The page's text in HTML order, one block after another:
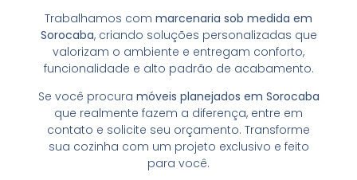
Trabalhamos com marcenaria sob medida em
Sorocaba, criando soluções personalizadas que
valorizam o ambiente e entregam conforto,
funcionalidade e alto padrão de acabamento.
Se você procura móveis planejados em Sorocaba
que realmente fazem a diferença, entre em
contato e solicite seu orçamento. Transforme
sua cozinha com um projeto exclusivo e feito
para você.